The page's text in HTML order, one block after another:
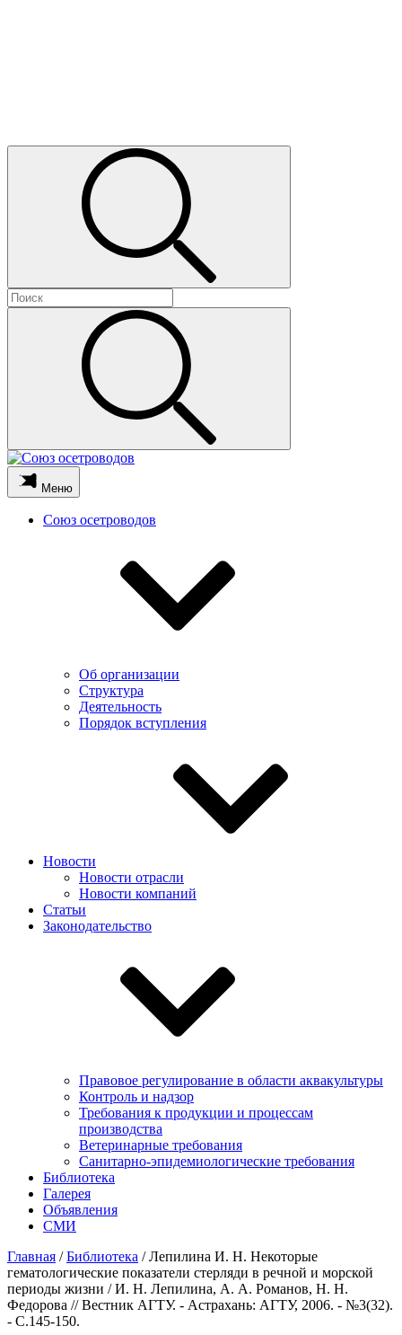
Меню
Союз осетроводов
Об организации
Структура
Деятельность
Порядок вступления
Новости
Новости отрасли
Новости компаний
Статьи
Законодательство
Правовое регулирование в области аквакультуры
Контроль и надзор
Требования к продукции и процессам
производства
Ветеринарные требования
Санитарно-эпидемиологические требования
Библиотека
Галерея
Объявления
СМИ
Главная /Библиотека /Лепилина И. Н. Некоторые
гематологические показатели стерляди в речной и морской
периоды жизни / И. Н. Лепилина, А. А. Романов, Н. Н.
Федорова // Вестник АГТУ. - Астрахань: АГТУ, 2006. - №3(32).
- С.145-150.